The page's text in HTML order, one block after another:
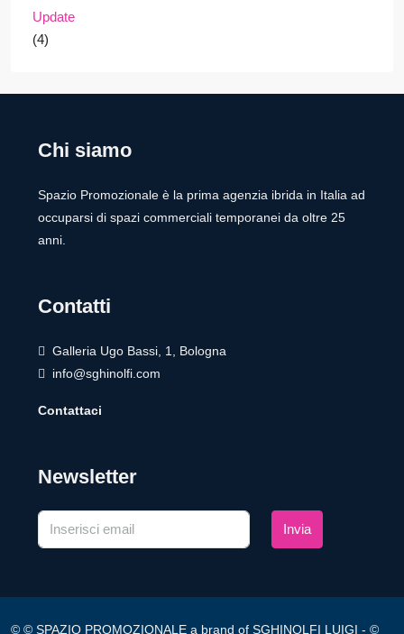
Update
(4)
Chi siamo
Spazio Promozionale è la prima agenzia ibrida in Italia ad
occuparsi di spazi commerciali temporanei da oltre 25
anni.
Contatti
Galleria Ugo Bassi, 1, Bologna
info@sghinolfi.com
Contattaci
Newsletter
Invia
© © SPAZIO PROMOZIONALE a brand of SGHINOLFI LUIGI - ©